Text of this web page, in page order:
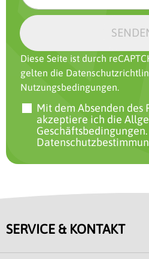
Diese Seite ist durch
gelten die
Nutzungsbedingungen.
Mit dem Absenden des
akzeptiere ich die
Geschäftsbedingungen.
SERVICE & KONTAKT